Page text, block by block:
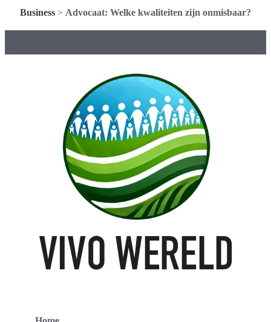
Business > Advocaat: Welke kwaliteiten zijn onmisbaar?